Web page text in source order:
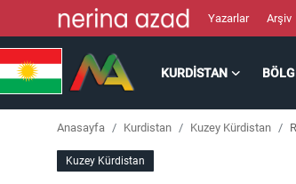
Yazarlar Arşiv
KURDISTAN
Anasayfa Kurdistan Kuzey Kürdistan
Kuzey Kürdistan